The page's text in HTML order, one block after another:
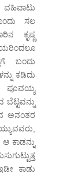
ವಹಿವಾಟು
ಸಲ
ಕೃಷ್ಣ
ಬಂದು
ಕಡಿದು
ಪೂವಯ್ಯ
ಅನಂತರ
ಕಾಡನ್ನು
ಕಾಡು